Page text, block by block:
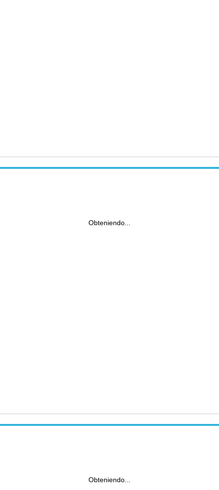
Obteniendo...
Obteniendo...